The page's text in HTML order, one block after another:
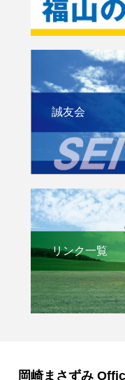
誠友会
リンク一覧
岡崎まさずみ